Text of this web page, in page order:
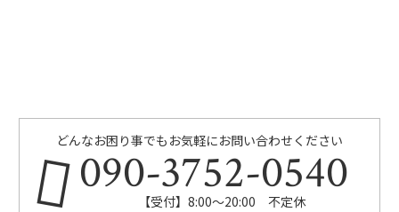
どんなお困り事でもお気軽にお問い合わせください
090-3752-0540
【受付】8:00～20:00 不定休